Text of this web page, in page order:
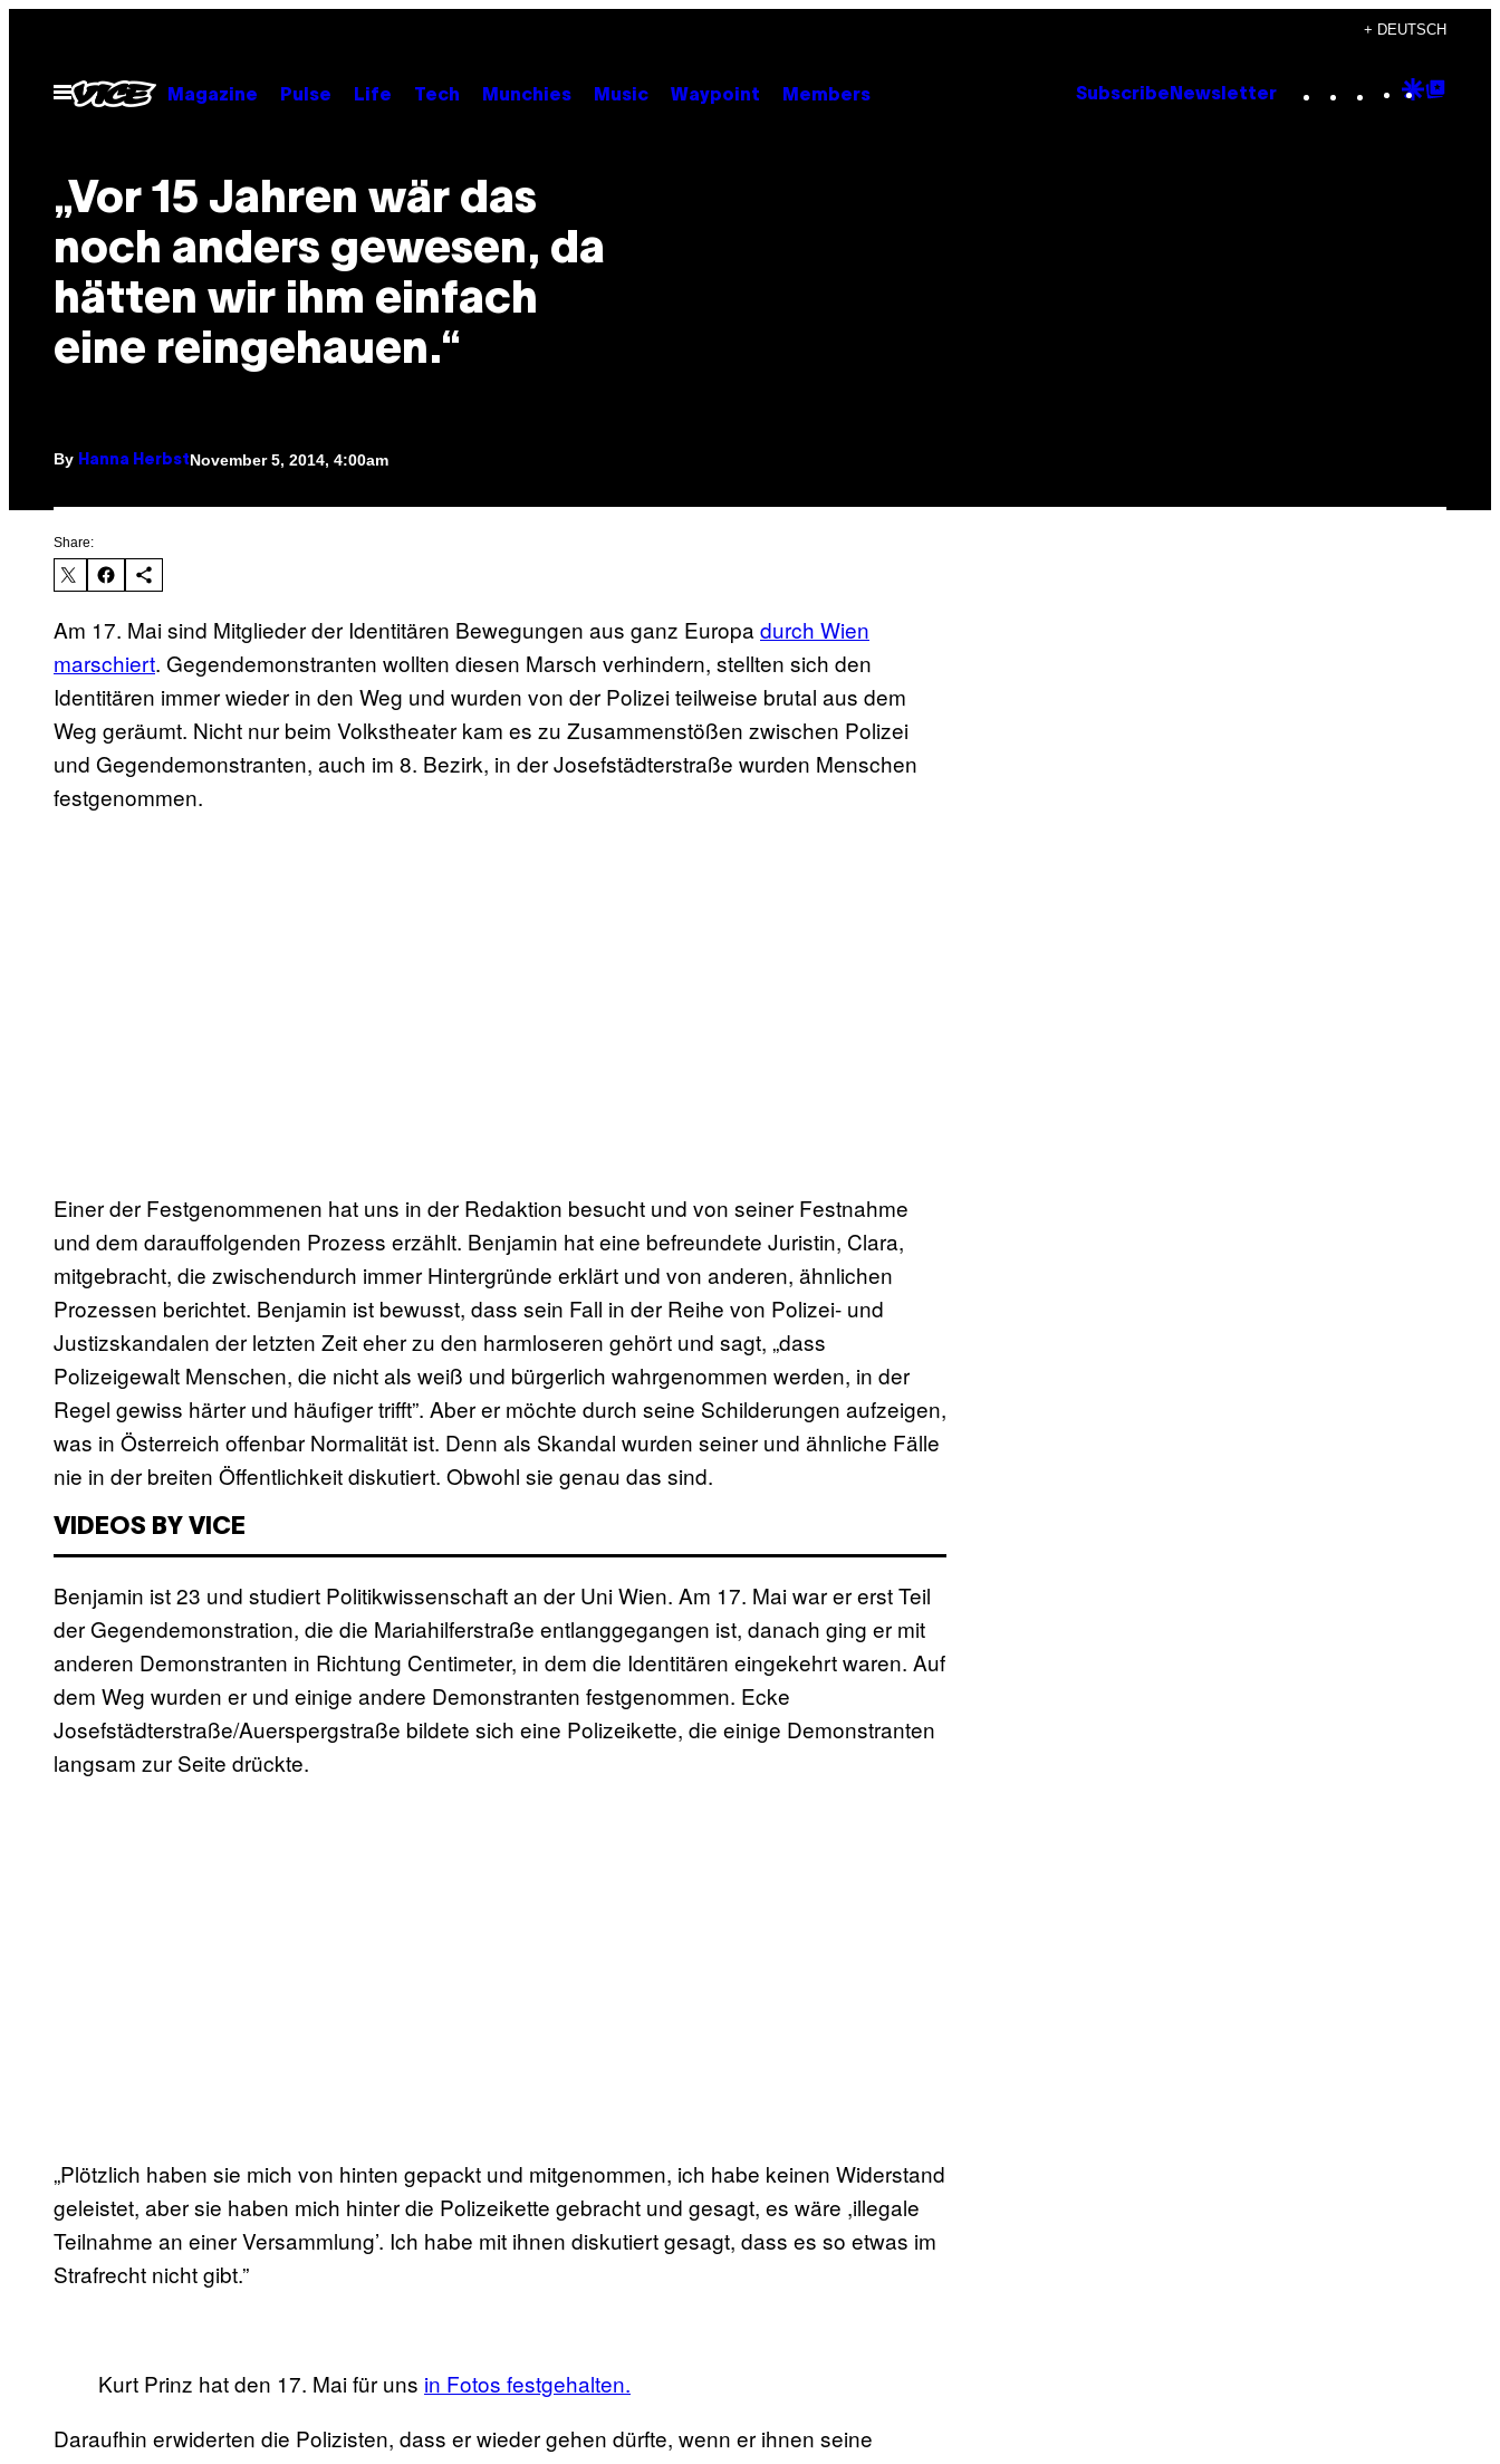
content
+ DEUTSCH
Open
Menu
Magazine Pulse Life Tech Munchies Music Waypoint Members Subscribe Newsletter Instagram
TikTok
YouTube
Google
„Vor 15 Jahren wär das
noch anders gewesen, da
hätten wir ihm einfach
eine reingehauen.“
By Hanna HerbstNovember 5, 2014, 4:00am
Share:
​Am 17. Mai sind Mitglieder der Identitären Bewegungen aus ganz Europa ​durch Wien
marschiert. Gegendemonstranten wollten diesen Marsch verhindern, stellten sich den
Identitären immer wieder in den Weg und wurden von der Polizei teilweise brutal aus dem
Weg geräumt. Nicht nur beim Volkstheater kam es zu Zusammenstößen zwischen Polizei
und Gegendemonstranten, auch im 8. Bezirk, in der Josefstädterstraße wurden Menschen
festgenommen.
Einer der Festgenommenen hat uns in der Redaktion besucht und von seiner Festnahme
und dem darauffolgenden Prozess erzählt. Benjamin hat eine befreundete Juristin, Clara,
mitgebracht, die zwischendurch immer Hintergründe erklärt und von anderen, ähnlichen
Prozessen berichtet. Benjamin ist bewusst, dass sein Fall in der Reihe von Polizei- und
Justizskandalen der letzten Zeit eher zu den harmloseren gehört und sagt, „dass
Polizeigewalt Menschen, die nicht als weiß und bürgerlich wahrgenommen werden, in der
Regel gewiss härter und häufiger trifft”. Aber er möchte durch seine Schilderungen aufzeigen,
was in Österreich offenbar Normalität ist. Denn als Skandal wurden seiner und ähnliche Fälle
nie in der breiten Öffentlichkeit diskutiert. Obwohl sie genau das sind.
VIDEOS BY VICE
Benjamin ist 23 und studiert Politikwissenschaft an der Uni Wien. Am 17. Mai war er erst Teil
der Gegendemonstration, die die Mariahilferstraße entlanggegangen ist, danach ging er mit
anderen Demonstranten in Richtung Centimeter, in dem die Identitären eingekehrt waren. Auf
dem Weg wurden er und einige andere Demonstranten festgenommen. Ecke
Josefstädterstraße/Auerspergstraße bildete sich eine Polizeikette, die einige Demonstranten
langsam zur Seite drückte.
„Plötzlich haben sie mich von hinten gepackt und mitgenommen, ich habe keinen Widerstand
geleistet, aber sie haben mich hinter die Polizeikette gebracht und gesagt, es wäre ,illegale
Teilnahme an einer Versammlung’. Ich habe mit ihnen diskutiert gesagt, dass es so etwas im
Strafrecht nicht gibt.”
Kurt Prinz hat den 17. Mai für uns ​in Fotos festgehalten.
Daraufhin erwiderten die Polizisten, dass er wieder gehen dürfte, wenn er ihnen seine